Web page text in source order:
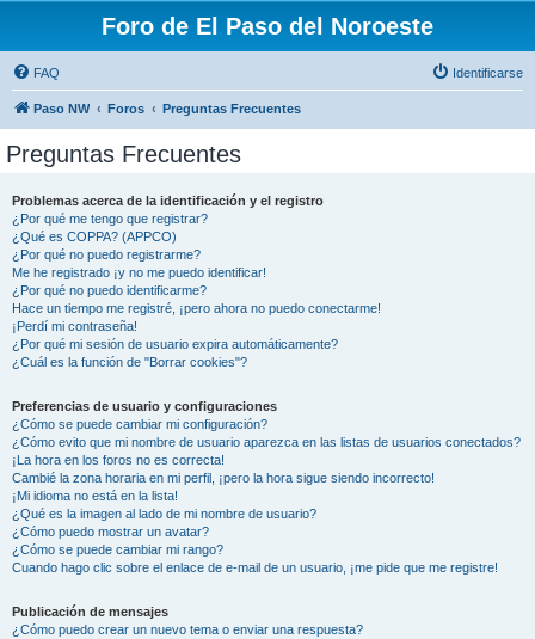
Foro de El Paso del Noroeste
FAQ Identificarse
Paso NW Foros Preguntas Frecuentes
Preguntas Frecuentes
Problemas acerca de la identificación y el registro
¿Por qué me tengo que registrar?
¿Qué es COPPA? (APPCO)
¿Por qué no puedo registrarme?
Me he registrado ¡y no me puedo identificar!
¿Por qué no puedo identificarme?
Hace un tiempo me registré, ¡pero ahora no puedo conectarme!
¡Perdí mi contraseña!
¿Por qué mi sesión de usuario expira automáticamente?
¿Cuál es la función de "Borrar cookies"?
Preferencias de usuario y configuraciones
¿Cómo se puede cambiar mi configuración?
¿Cómo evito que mi nombre de usuario aparezca en las listas de usuarios conectados?
¡La hora en los foros no es correcta!
Cambié la zona horaria en mi perfil, ¡pero la hora sigue siendo incorrecto!
¡Mi idioma no está en la lista!
¿Qué es la imagen al lado de mi nombre de usuario?
¿Cómo puedo mostrar un avatar?
¿Cómo se puede cambiar mi rango?
Cuando hago clic sobre el enlace de e-mail de un usuario, ¡me pide que me registre!
Publicación de mensajes
¿Cómo puedo crear un nuevo tema o enviar una respuesta?